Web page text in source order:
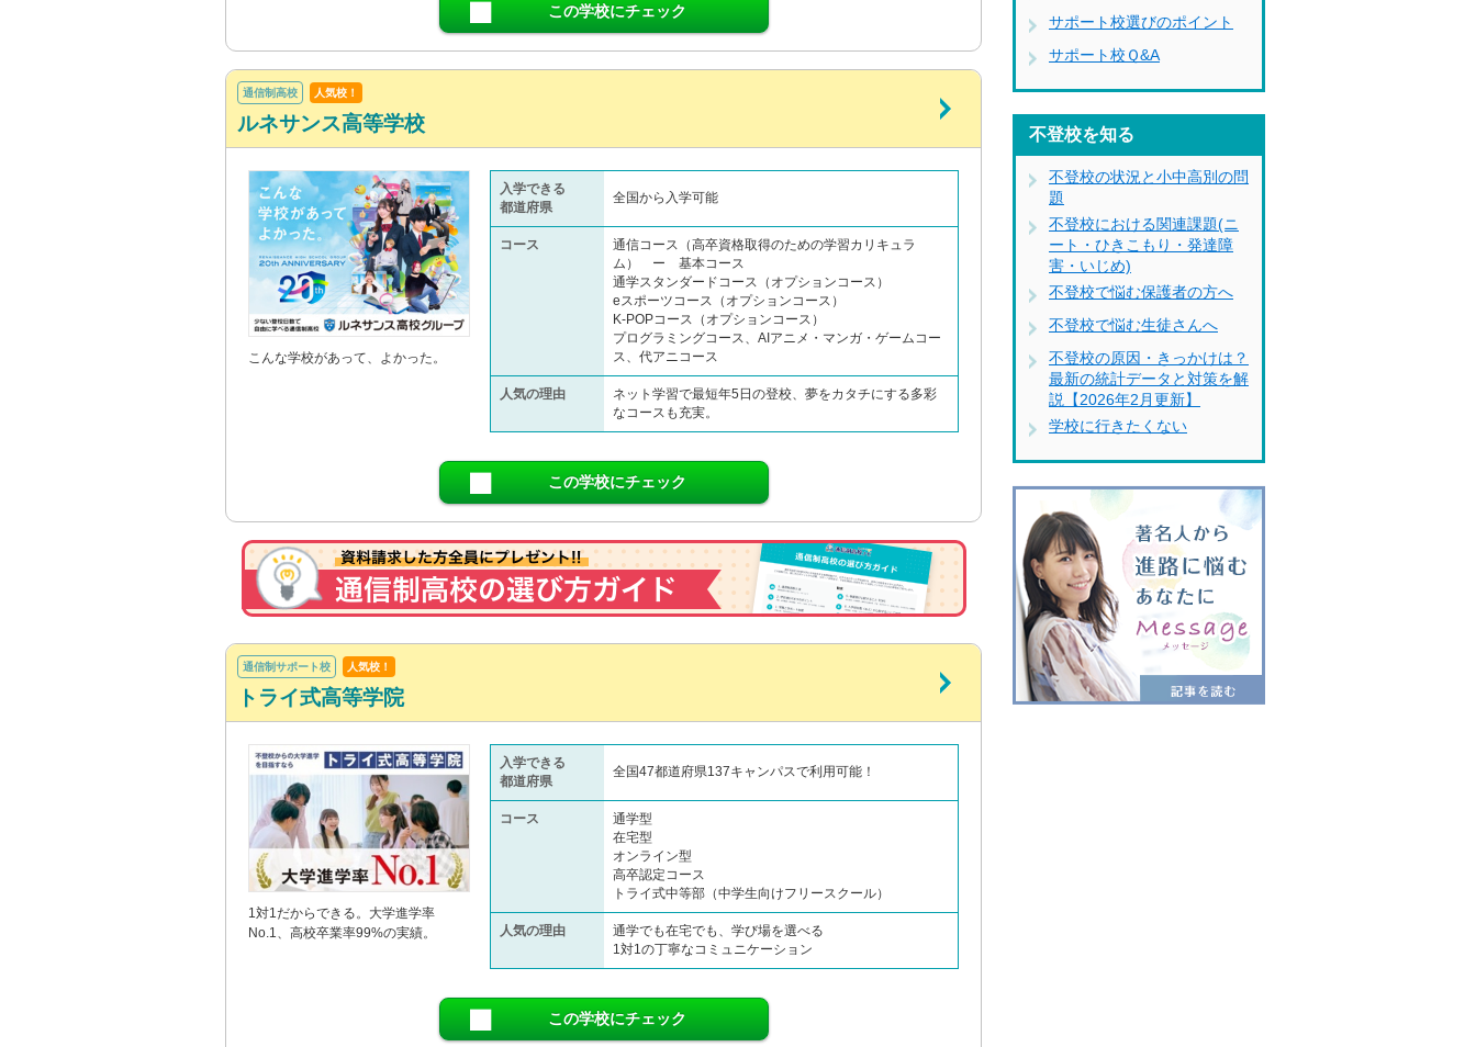
この学校にチェック
通信制高校 人気校！
ルネサンス高等学校
こんな学校があって、よかった。
入学できる
都道府県
全国から入学可能
コース
通信コース（高卒資格取得のための学習カリキュラ
ム） ー 基本コース
通学スタンダードコース（オプションコース）
eスポーツコース（オプションコース）
K-POPコース（オプションコース）
プログラミングコース、AIアニメ・マンガ・ゲームコー
ス、代アニコース
人気の理由
ネット学習で最短年5日の登校、夢をカタチにする多彩
なコースも充実。
この学校にチェック
通信制サポート校 人気校！
トライ式高等学院
1対1だからできる。大学進学率
No.1、高校卒業率99%の実績。
入学できる
都道府県
全国47都道府県137キャンパスで利用可能！
コース
通学型
在宅型
オンライン型
高卒認定コース
トライ式中等部（中学生向けフリースクール）​
人気の理由
通学でも在宅でも、学び場を選べる
1対1の丁寧なコミュニケーション
この学校にチェック
サポート校選びのポイント
サポート校Ｑ&A
不登校を知る
不登校の状況と小中高別の問
題
不登校における関連課題(ニ
ート・ひきこもり・発達障
害・いじめ)
不登校で悩む保護者の方へ
不登校で悩む生徒さんへ
不登校の原因・きっかけは？
最新の統計データと対策を解
説【2026年2月更新】
学校に行きたくない